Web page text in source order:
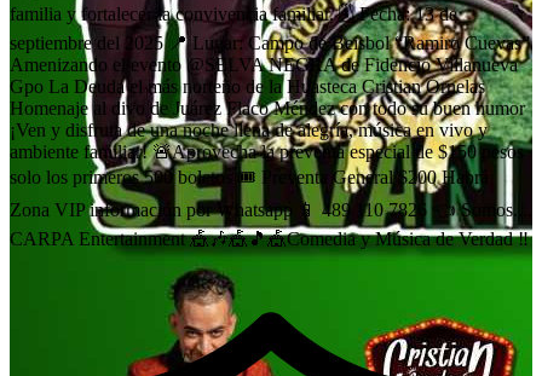
familia y fortalecer la convivencia familiar. 🗓 Fecha: 13 de
septiembre del 2025 📍 Lugar: Campo de Beisbol “Ramiro Cuevas”
Amenizando el evento @SELVA NEGRA de Fidencio Villanueva
Gpo La Deuda el más norteño de la Huasteca Cristian Ornelas
Homenaje al divo de Juárez Flaco Méndez con todo su buen humor
¡Ven y disfruta de una noche llena de alegría, música en vivo y
ambiente familiar! 🚨Aprovecha la preventa especial de $150 pesos
solo los primeros 500 boletos 🎟️ Preventa General $200 Habrá
Zona VIP información por Whatsapp 📱 489 110 7826 👈 Somos....
CARPA Entertainment 🎪🎶🎪🎵🎪Comedia y Música de Verdad ‼️